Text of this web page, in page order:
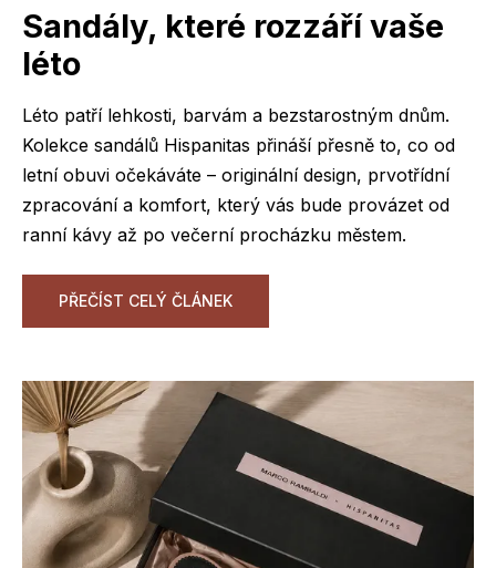
Sandály, které rozzáří vaše
léto
Léto patří lehkosti, barvám a bezstarostným dnům.
Kolekce sandálů Hispanitas přináší přesně to, co od
letní obuvi očekáváte – originální design, prvotřídní
zpracování a komfort, který vás bude provázet od
ranní kávy až po večerní procházku městem.
PŘEČÍST CELÝ ČLÁNEK